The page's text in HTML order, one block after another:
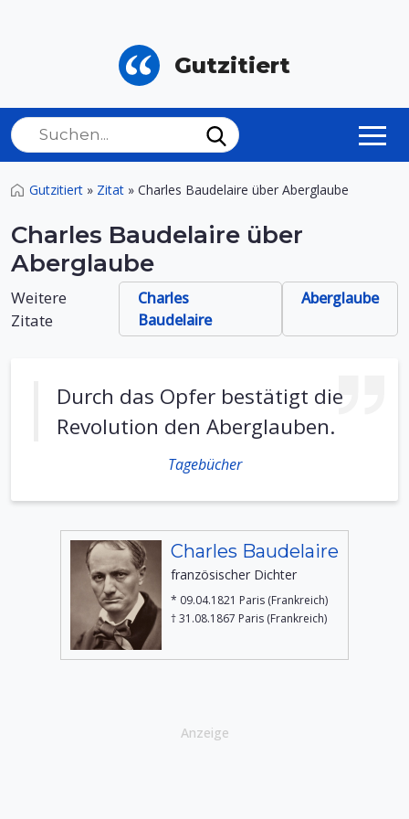
Gutzitiert
Gutzitiert » Zitat » Charles Baudelaire über Aberglaube
Charles Baudelaire über
Aberglaube
Weitere
Zitate
Charles
Baudelaire
Aberglaube
Durch das Opfer bestätigt die
Revolution den Aberglauben.
Tagebücher
Charles Baudelaire
französischer Dichter
* 09.04.1821 Paris (Frankreich)
† 31.08.1867 Paris (Frankreich)
Anzeige